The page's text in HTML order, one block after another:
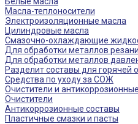
Масла-теплоносители
Электроизоляционные масла
Цилиндровые масла
Смазочно-охлаждающие
Для обработки металлов
Для обработки металлов
Разделит составы для горячей
Средства по уходу за СОЖ
Очистители и
Очистители
Антикоррозионные составы
Пластичные смазки и пасты